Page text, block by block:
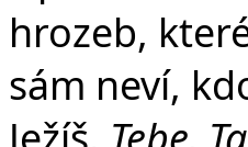
hrozeb,
sám neví,